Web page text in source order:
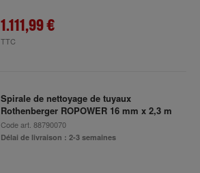
1.111,99 €
TTC
Spirale de nettoyage de tuyaux
Rothenberger ROPOWER 16 mm x 2,3 m
Code art. 88790070
Délai de livraison : 2-3 semaines